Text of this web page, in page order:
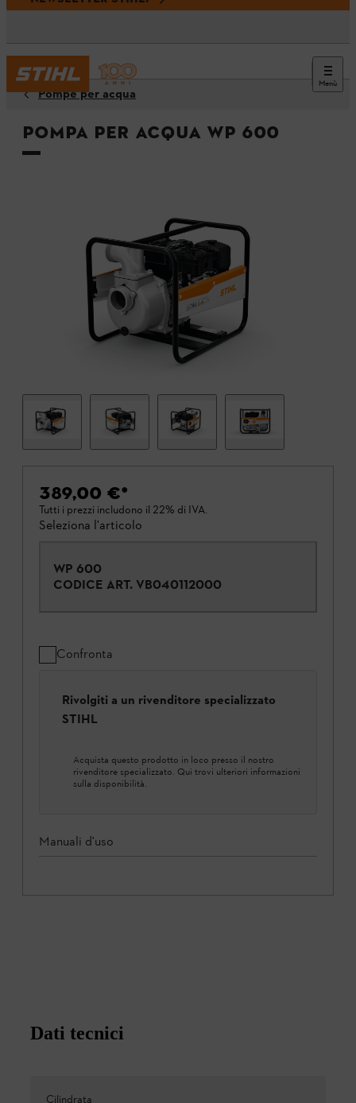
Menù
Pompe per acqua
Pompa per acqua WP 600
389,00 €*
Tutti i prezzi includono il 22% di IVA.
Seleziona l'articolo
WP 600
CODICE ART. VB040112000
Confronta
Rivolgiti a un rivenditore specializzato
STIHL
Acquista questo prodotto in loco presso il nostro
rivenditore specializzato. Qui trovi ulteriori informazioni
sulla disponibilità.
Manuali d'uso
Dati tecnici
Cilindrata